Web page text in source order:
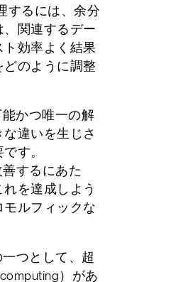
するには、余分
関連するデー
効率よく結果
のように調整
かつ唯一の解
違いを生じさ
す。
するにあた
を達成しよう
ルフィックな
つとして、超
）があ
ご連絡させていた
は送信トラブルの可